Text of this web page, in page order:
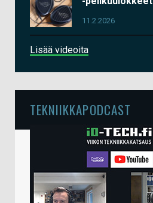
11.2.2026
Lisää videoita
TEKNIIKKAPODCAST